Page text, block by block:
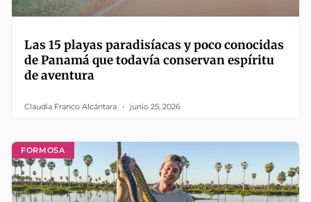
Las 15 playas paradisíacas y poco conocidas
de Panamá que todavía conservan espíritu
de aventura
Claudia Franco Alcántara junio 25, 2026
FORMOSA